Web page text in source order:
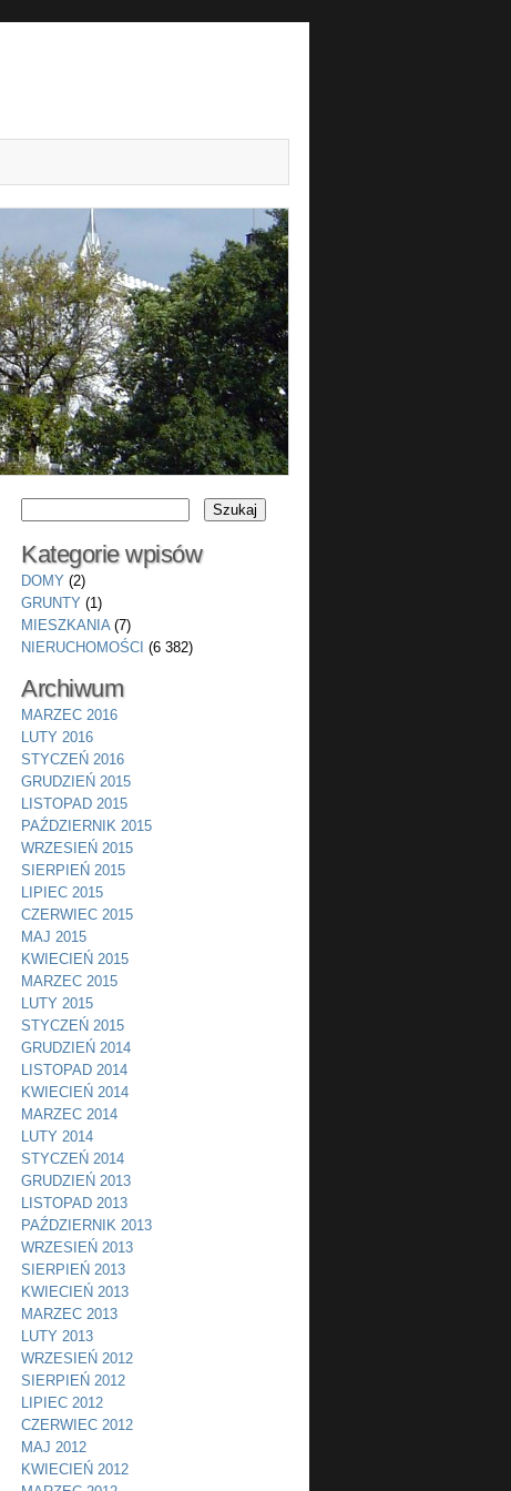
Kategorie wpisów
DOMY (2)
GRUNTY (1)
MIESZKANIA(7)
NIERUCHOMOŚCI (6 382)
Archiwum
MARZEC 2016
LUTY 2016
STYCZEŃ 2016
GRUDZIEŃ 2015
LISTOPAD 2015
PAŹDZIERNIK 2015
WRZESIEŃ 2015
SIERPIEŃ 2015
LIPIEC 2015
CZERWIEC 2015
MAJ 2015
KWIECIEŃ 2015
MARZEC 2015
LUTY 2015
STYCZEŃ 2015
GRUDZIEŃ 2014
LISTOPAD 2014
KWIECIEŃ 2014
MARZEC 2014
LUTY 2014
STYCZEŃ 2014
GRUDZIEŃ 2013
LISTOPAD 2013
PAŹDZIERNIK 2013
WRZESIEŃ 2013
SIERPIEŃ 2013
KWIECIEŃ 2013
MARZEC 2013
LUTY 2013
WRZESIEŃ 2012
SIERPIEŃ 2012
LIPIEC 2012
CZERWIEC 2012
MAJ 2012
KWIECIEŃ 2012